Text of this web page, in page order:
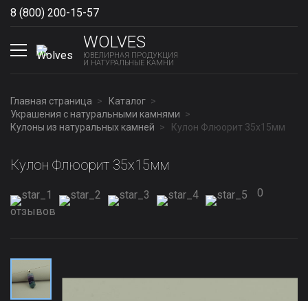
8 (800) 200-15-57
WOLVES
ЮВЕЛИРНАЯ ПРОДУКЦИЯ
И НАТУРАЛЬНЫЕ КАМНИ
Главная страница
Каталог
Украшения с натуральными камнями
Кулоны из натуральных камней
Кулон Флюорит 35x15мм
Кулон Флюорит 35x15мм
0
отзывов